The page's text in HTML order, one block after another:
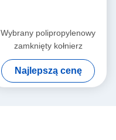
Wybrany polipropylenowy
zamknięty kołnierz
Najlepszą cenę